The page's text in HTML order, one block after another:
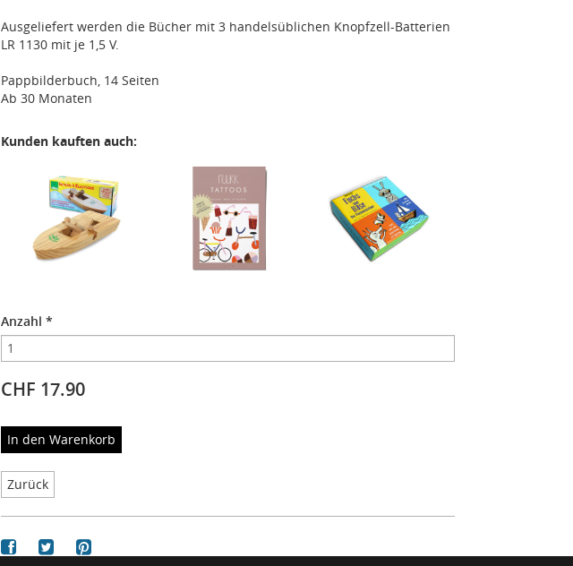
Ausgeliefert werden die Bücher mit 3 handelsüblichen Knopfzell-Batterien
LR 1130 mit je 1,5 V.
Pappbilderbuch, 14 Seiten
Ab 30 Monaten
Kunden kauften auch:
Anzahl *
CHF 17.90
In den Warenkorb
Zurück